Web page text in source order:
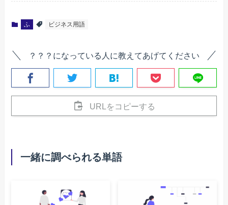
ふ ビジネス用語
？？？になっている人に教えてあげてください
URLをコピーする
一緒に調べられる単語